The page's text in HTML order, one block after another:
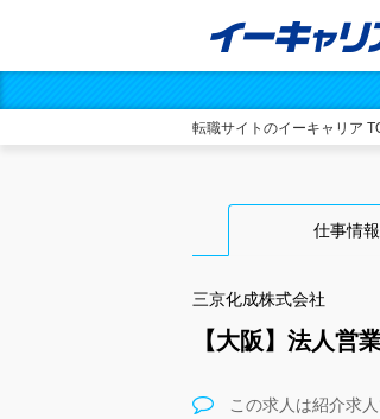
転職サイトのイーキャリア
仕事情報
三京化成株式会社
【大阪】法人営
この求人は紹介求